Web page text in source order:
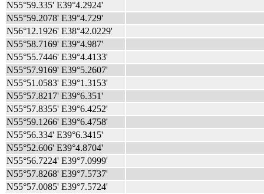
N55°59.335' E39°4.2924'
N55°59.2078' E39°4.729'
N56°12.1926' E38°42.0229'
N55°58.7169' E39°4.987'
N55°55.7446' E39°4.4133'
N55°57.9169' E39°5.2607'
N55°51.0583' E39°1.3153'
N55°57.8217' E39°6.351'
N55°57.8355' E39°6.4252'
N55°59.1266' E39°6.4758'
N55°56.334' E39°6.3415'
N55°52.606' E39°4.8704'
N55°56.7224' E39°7.0999'
N55°57.8268' E39°7.5737'
N55°57.0085' E39°7.5724'